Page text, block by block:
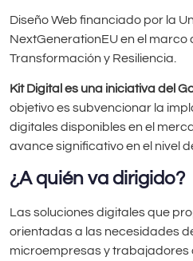
Diseño Web financiado por la
NextGenerationEU en el marco
Transformación y Resiliencia.
Kit Digital es una iniciativa del
objetivo es subvencionar la
digitales disponibles en el
avance significativo en el nivel
¿A quién va dirigido?
Las soluciones digitales que
orientadas a las necesidades
microempresas y trabajadores